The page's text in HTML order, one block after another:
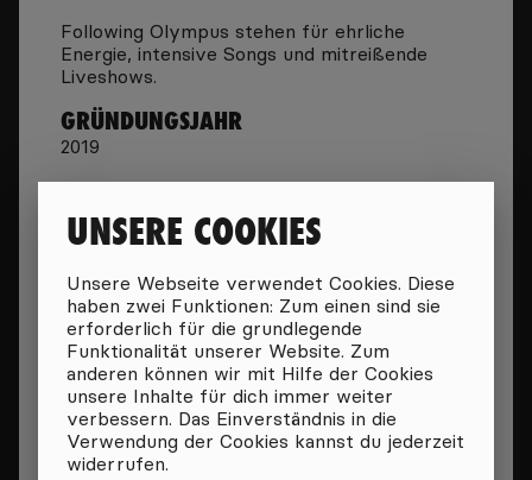
Following Olympus stehen für ehrliche
Energie, intensive Songs und mitreißende
Liveshows.
GRÜNDUNGSJAHR
2019
DURCHSCHNITTLICHER JAHRGANG
1995
Einer der besten Gigs, die wir je hatten, war
Midas Rising. Wir haben ihn zusammen mit
unseren Freunden organisiert, es war
ausverkauft und das Publikum ließ sich
großartig mitreißen – geiles Gefühl.
LIEBLINGS LOCATION
Rock Cafe Q, Rotunde
UNSERE COOKIES
Unsere Webseite verwendet Cookies. Diese
haben zwei Funktionen: Zum einen sind sie
erforderlich für die grundlegende
Funktionalität unserer Website. Zum
anderen können wir mit Hilfe der Cookies
unsere Inhalte für dich immer weiter
verbessern. Das Einverständnis in die
Verwendung der Cookies kannst du jederzeit
widerrufen.